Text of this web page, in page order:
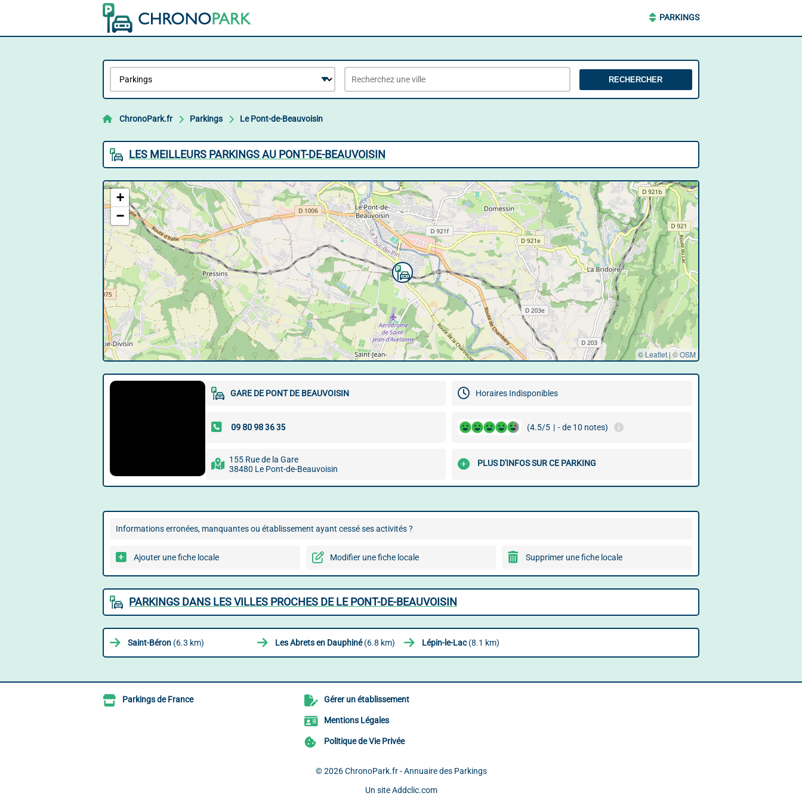
PARKINGS
RECHERCHER
ChronoPark.fr Parkings Le Pont-de-Beauvoisin
LES MEILLEURS PARKINGS AU PONT-DE-BEAUVOISIN
+
−
© Leaflet|©OSM
GARE DE PONT DE BEAUVOISIN Horaires Indisponibles
(4.5/5 | - de 10 notes)
155 Rue de la Gare
38480 Le Pont-de-Beauvoisin
PLUS D'INFOS SUR CE PARKING
Informations erronées, manquantes ou établissement ayant cessé ses activités ?
Ajouter une fiche locale Modifier une fiche locale Supprimer une fiche locale
PARKINGS DANS LES VILLES PROCHES DE LE PONT-DE-BEAUVOISIN
Saint-Béron (6.3 km) Les Abrets en Dauphiné(6.8 km) Lépin-le-Lac(8.1 km)
Parkings de France Gérer un établissement
Mentions Légales
Politique de Vie Privée
© 2026 ChronoPark.fr - Annuaire des Parkings
Un site Addclic.com